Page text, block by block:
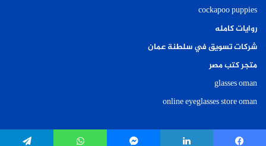
cockapoo puppies
روايات كامله
شركات تسويق في سلطنة عمان
متجر كتب مصر
glasses oman
online eyeglasses store oman